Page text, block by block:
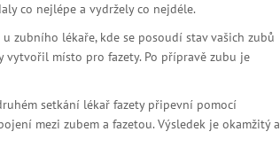
co nejlépe a vydržely co nejdéle.
zubního lékaře, kde se posoudí stav vašich zubů
místo pro fazety. Po přípravě zubu je
setkání lékař fazety připevní pomocí
mezi zubem a fazetou. Výsledek je okamžitý a